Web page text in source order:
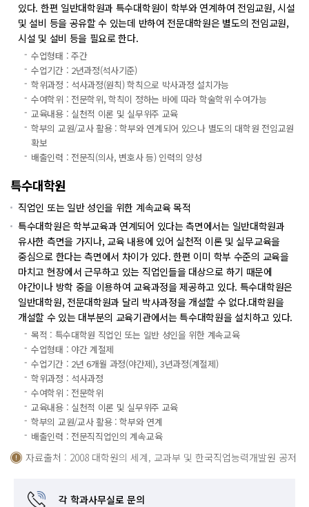
있다. 한편 일반대학원과 특수대학원이 학부와 연계하여 전임교원, 시설
및 설비 등을 공유할 수 있는데 반하여 전문대학원은 별도의 전임교원,
시설 및 설비 등을 필요로 한다.
수업형태 : 주간
수업기간 : 2년과정(석사기준)
학위과정 : 석사과정(원칙) 학칙으로 박사과정 설치가능
수여학위 : 전문학위, 학칙이 정하는 바에 따라 학술학위 수여가능
교육내용 : 실천적 이론 및 실무위주 교육
학부의 교원/교사 활용 : 학부와 연계되어 있으나 별도의 대학원 전임교원
확보
배출인력 : 전문직(의사, 변호사 등) 인력의 양성
특수대학원
직업인 또는 일반 성인을 위한 계속교육 목적
특수대학원은 학부교육과 연계되어 있다는 측면에서는 일반대학원과
유사한 측면을 가지나, 교육 내용에 있어 실천적 이론 및 실무교육을
중심으로 한다는 측면에서 차이가 있다. 한편 이미 학부 수준의 교육을
마치고 현장에서 근무하고 있는 직업인들을 대상으로 하기 때문에
야간이나 방학 중을 이용하여 교육과정을 제공하고 있다. 특수대학원은
일반대학원, 전문대학원과 달리 박사과정을 개설할 수 없다.대학원을
개설할 수 있는 대부분의 교육기관에서는 특수대학원을 설치하고 있다.
목적 : 특수대학원 직업인 또는 일반 성인을 위한 계속교육
수업형태 : 야간 계절제
수업기간 : 2년 6개월 과정(야간제), 3년과정(계절제)
학위과정 : 석사과정
수여학위 : 전문학위
교육내용 : 실천적 이론 및 실무위주 교육
학부의 교원/교사 활용 : 학부와 연계
배출인력 : 전문직직업인의 계속교육
자료출처 : 2008 대학원의 세계, 교과부 및 한국직업능력개발원 공저
각 학과사무실로 문의